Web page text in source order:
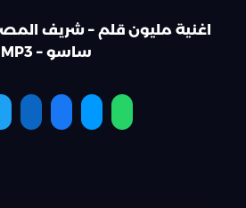
اغنية مليون قلم – شريف
ساسو – MP3